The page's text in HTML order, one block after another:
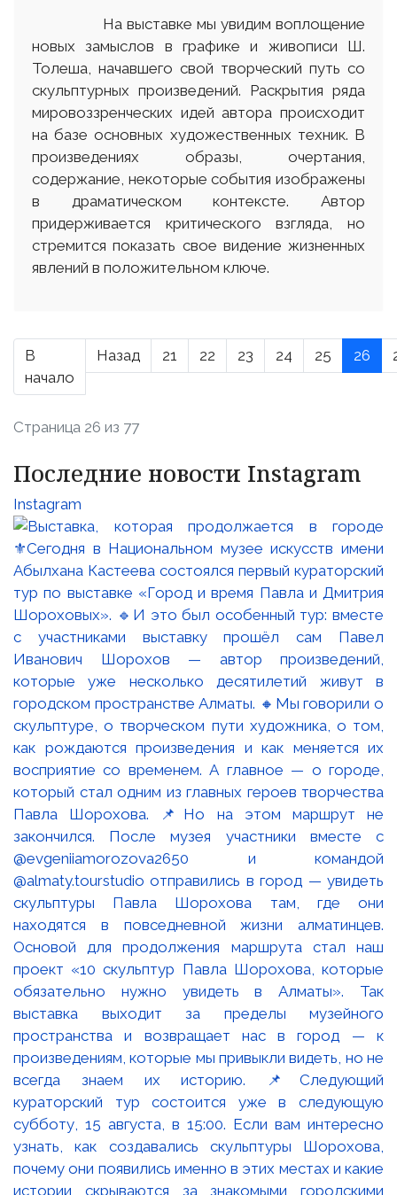
На выставке мы увидим воплощение
новых замыслов в графике и живописи Ш.
Толеша, начавшего свой творческий путь со
скульптурных произведений. Раскрытия ряда
мировоззренческих идей автора происходит
на базе основных художественных техник. В
произведениях образы, очертания,
содержание, некоторые события изображены
в драматическом контексте. Автор
придерживается критического взгляда, но
стремится показать свое видение жизненных
явлений в положительном ключе.
В
начало
Назад 21 22 23 24 25 26
Страница 26 из 77
Последние новости Instagram
Instagram